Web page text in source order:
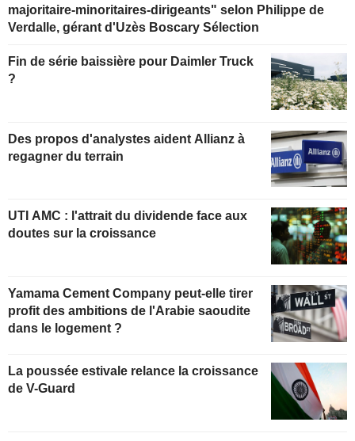
majoritaire-minoritaires-dirigeants" selon Philippe de
Verdalle, gérant d'Uzès Boscary Sélection
Fin de série baissière pour Daimler Truck
?
Des propos d'analystes aident Allianz à
regagner du terrain
UTI AMC : l'attrait du dividende face aux
doutes sur la croissance
Yamama Cement Company peut-elle tirer
profit des ambitions de l'Arabie saoudite
dans le logement ?
La poussée estivale relance la croissance
de V-Guard